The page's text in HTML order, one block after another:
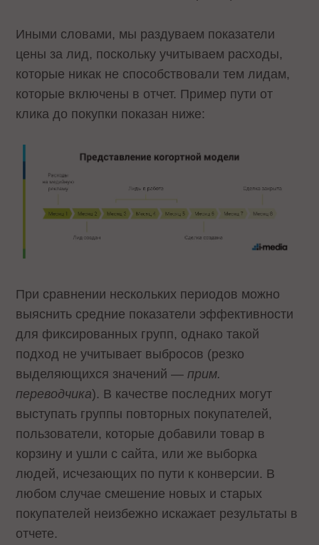
Иными словами, мы раздуваем показатели
цены за лид, поскольку учитываем расходы,
которые никак не способствовали тем лидам,
которые включены в отчет. Пример пути от
клика до покупки показан ниже:
При сравнении нескольких периодов можно
выяснить средние показатели эффективности
для фиксированных групп, однако такой
подход не учитывает выбросов (резко
выделяющихся значений— прим.
переводчика). В качестве последних могут
выступать группы повторных покупателей,
пользователи, которые добавили товар в
корзину и ушли с сайта, или же выборка
людей, исчезающих по пути к конверсии. В
любом случае смешение новых и старых
покупателей неизбежно искажает результаты в
отчете.